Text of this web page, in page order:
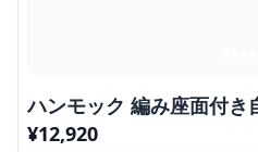
ハンモック 編み座面付き
¥12,920